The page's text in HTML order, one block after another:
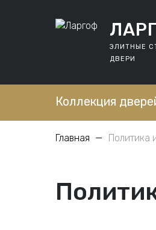
ЭЛИТНЫЕ
ДВЕРИ
Коллекция
Главная — Политика